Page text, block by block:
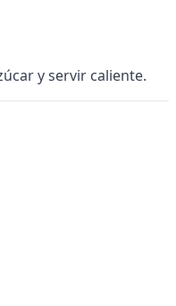
y servir caliente.